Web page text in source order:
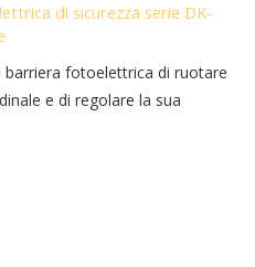
di sicurezza serie DK-
fotoelettrica di ruotare
e di regolare la sua